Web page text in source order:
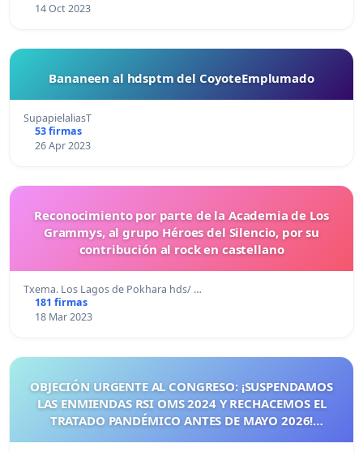
14 Oct 2023
Bananeen al hdsptm del CoyoteEmplumado
SupapielaliasT
53 firmas
26 Apr 2023
Reconocimiento por parte de la Academia de Los
Grammys, al grupo Héroes del Silencio, por su
contribución al rock en castellano
Txema. Los Lagos de Pokhara hds/ …
181 firmas
18 Mar 2023
OBJECIÓN URGENTE AL CONGRESO: ¡SUSPENDAMOS
LAS ENMIENDAS RSI OMS 2024 Y RECHACEMOS EL
TRATADO PANDÉMICO ANTES DE MAYO 2026!